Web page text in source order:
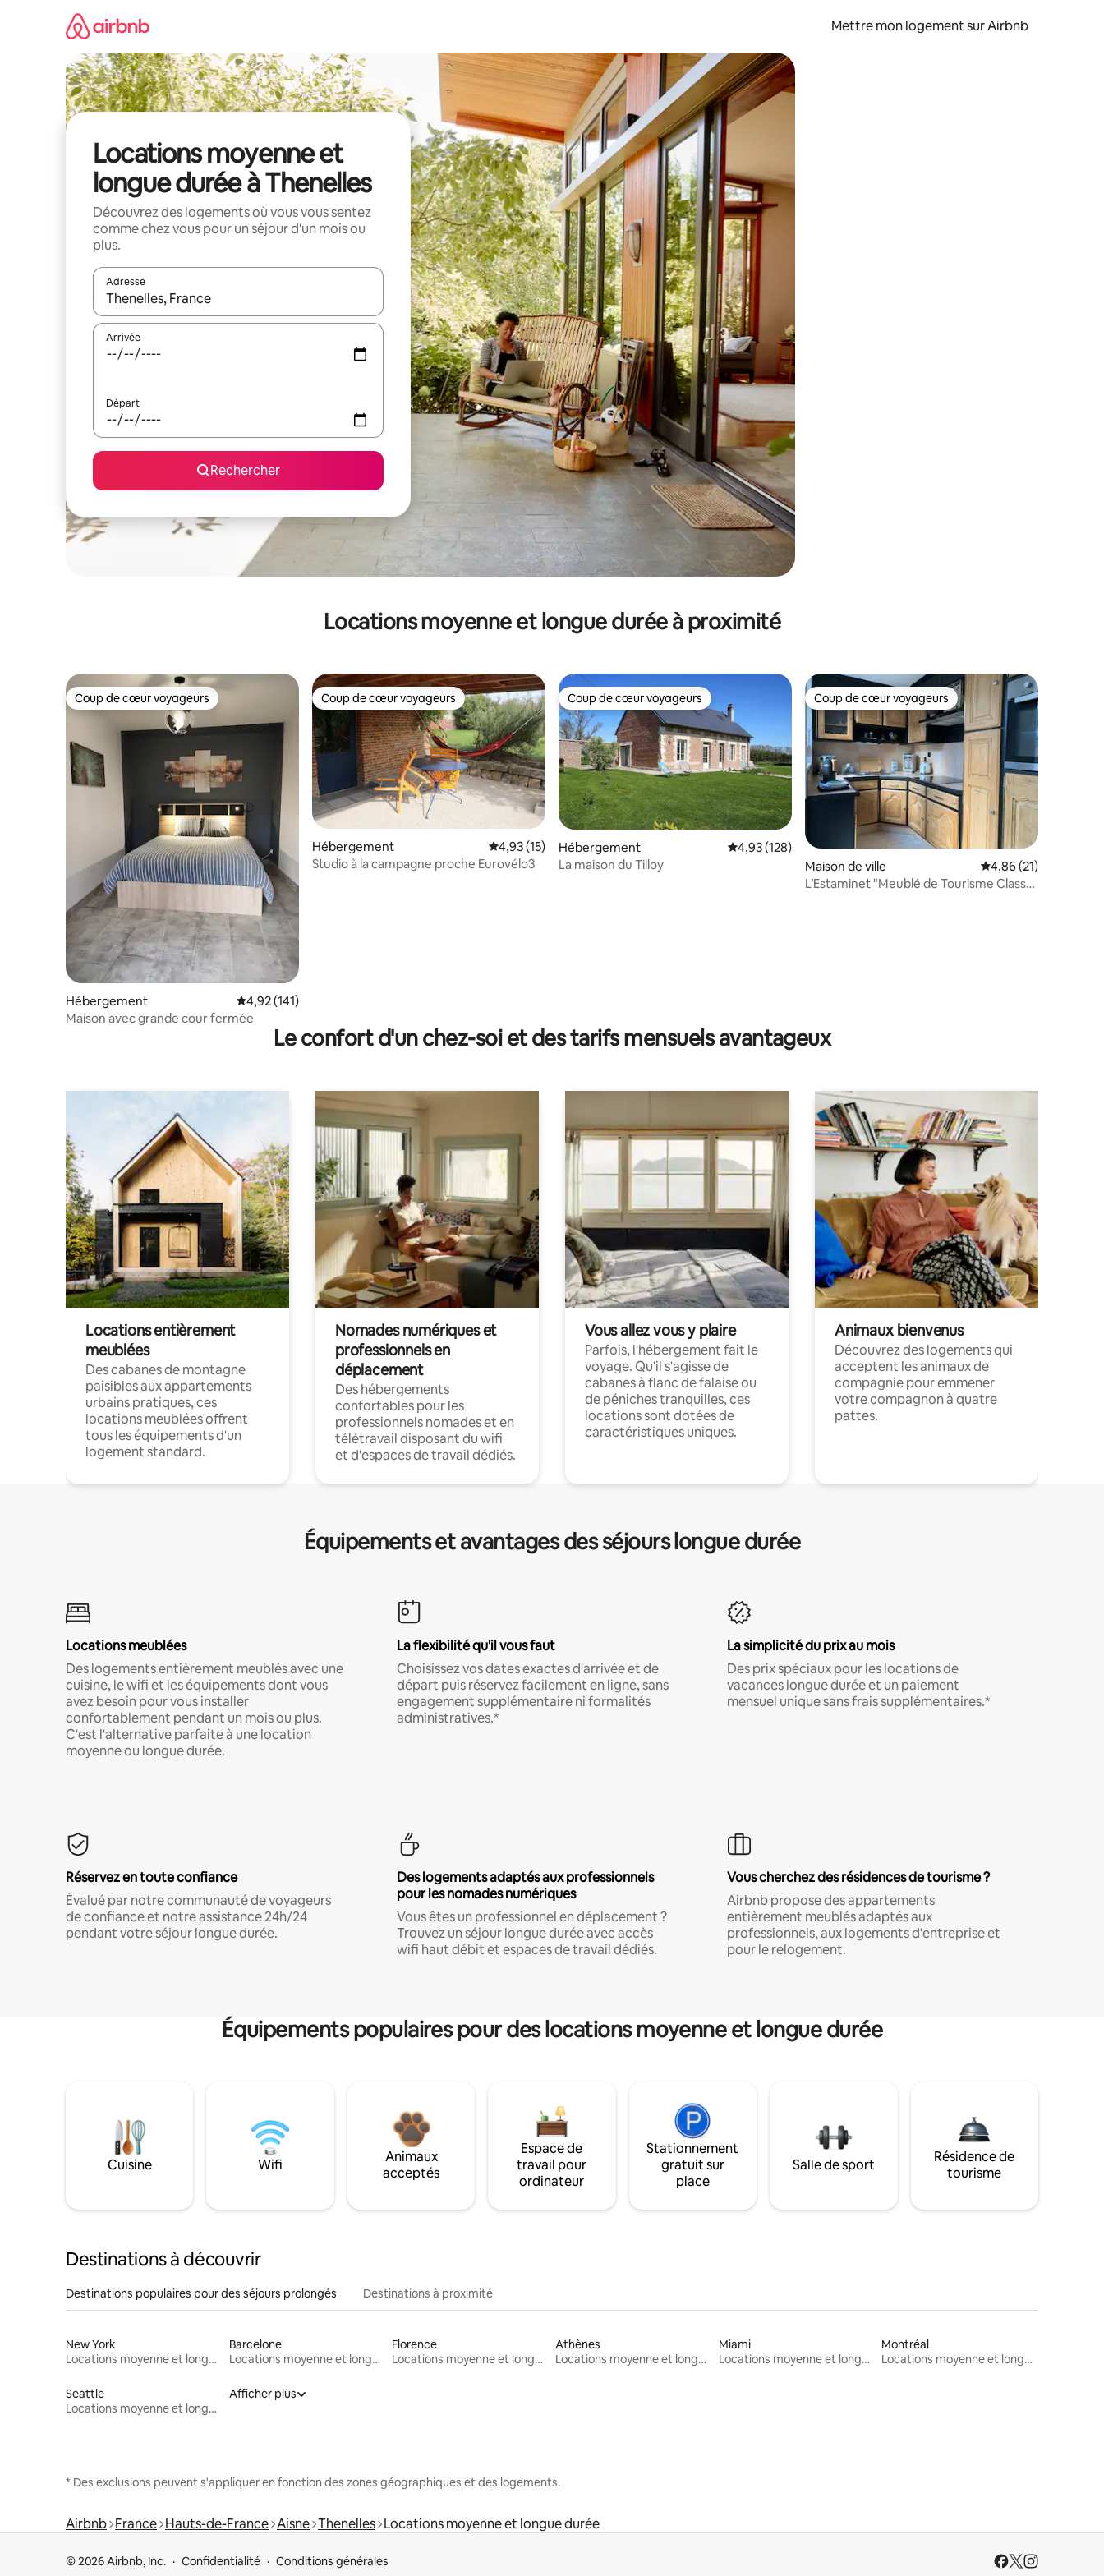
Mettre mon logement sur Airbnb
Locations moyenne et
longue durée à Thenelles
Découvrez des logements où vous vous sentez
comme chez vous pour un séjour d'un mois ou
plus.
Adresse
Lorsque les résultats s'affichent, utilisez les flèches vers le haut et vers le bas pour les parcourir ou en appuyant et en faisant glisser.
Arrivée
Départ
Rechercher
Locations moyenne et longue durée à proximité
Coup de cœur voyageurs
Coup de cœur voyageurs
Hébergement Évaluation moyenne sur la base de 141 commentaires : 4,92 sur 5
4,92 (141)
Maison avec grande cour fermée
Coup de cœur voyageurs
Coup de cœur voyageurs
Hébergement Évaluation moyenne sur la base de 15 commentaires : 4,93 sur 5
4,93 (15)
Studio à la campagne proche Eurovélo3
Coup de cœur voyageurs
Coup de cœur voyageurs
Hébergement Évaluation moyenne sur la base de 128 commentaires : 4,93 sur 5
4,93 (128)
La maison du Tilloy
Coup de cœur voyageurs
Coup de cœur voyageurs
Maison de ville Évaluation moyenne
4,86 (21)
L’Estaminet "Meublé de Tourisme Classé
Le confort d'un chez-soi et des tarifs mensuels avantageux
Locations entièrement
meublées
Des cabanes de montagne
paisibles aux appartements
urbains pratiques, ces
locations meublées offrent
tous les équipements d'un
logement standard.
Nomades numériques et
professionnels en
déplacement
Des hébergements
confortables pour les
professionnels nomades et en
télétravail disposant du wifi
et d'espaces de travail dédiés.
Vous allez vous y plaire
Parfois, l'hébergement fait le
voyage. Qu'il s'agisse de
cabanes à flanc de falaise ou
de péniches tranquilles, ces
locations sont dotées de
caractéristiques uniques.
Animaux bienvenus
Découvrez des logements qui
acceptent les animaux de
compagnie pour emmener
votre compagnon à quatre
pattes.
Équipements et avantages des séjours longue durée
Locations meublées
Des logements entièrement meublés avec une
cuisine, le wifi et les équipements dont vous
avez besoin pour vous installer
confortablement pendant un mois ou plus.
C'est l'alternative parfaite à une location
moyenne ou longue durée.
La flexibilité qu'il vous faut
Choisissez vos dates exactes d'arrivée et de
départ puis réservez facilement en ligne, sans
engagement supplémentaire ni formalités
administratives.*
La simplicité du prix au mois
Des prix spéciaux pour les locations de
vacances longue durée et un paiement
mensuel unique sans frais supplémentaires.*
Réservez en toute confiance
Évalué par notre communauté de voyageurs
de confiance et notre assistance 24h/24
pendant votre séjour longue durée.
Des logements adaptés aux professionnels
pour les nomades numériques
Vous êtes un professionnel en déplacement ?
Trouvez un séjour longue durée avec accès
wifi haut débit et espaces de travail dédiés.
Vous cherchez des résidences de tourisme ?
Airbnb propose des appartements
entièrement meublés adaptés aux
professionnels, aux logements d'entreprise et
pour le relogement.
Équipements populaires pour des locations moyenne et longue durée
Cuisine Wifi
Animaux
acceptés
Espace de
travail pour
ordinateur
Stationnement
gratuit sur
place
Salle de sport
Résidence de
tourisme
Destinations à découvrir
Destinations populaires pour des séjours prolongés Destinations à proximité
New York
Locations moyenne et longue durée
Barcelone
Locations moyenne et longue durée
Florence
Locations moyenne et longue durée
Athènes
Locations moyenne et longue durée
Miami
Locations moyenne et longue durée
Montréal
Locations moyenne et longue durée
Seattle
Locations moyenne et longue durée
Afficher plus
* Des exclusions peuvent s'appliquer en fonction des zones géographiques et des logements.
Airbnb France Hauts-de-France Aisne Thenelles Locations moyenne et longue durée
© 2026 Airbnb, Inc. Confidentialité Conditions générales